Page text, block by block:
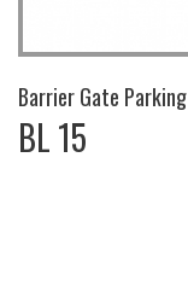
Barrier Gate Parking
BL 15